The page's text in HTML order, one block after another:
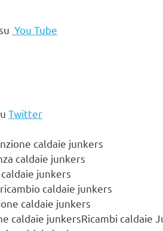
You Tube
Twitter
caldaie junkers
caldaie junkers
junkers
caldaie junkers
caldaie junkers
caldaie junkersRicambi caldaie